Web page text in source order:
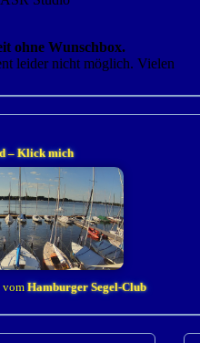
– Klick mich
vom Hamburger Segel-Club